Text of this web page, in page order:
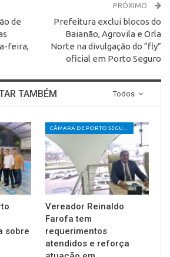
de
feira,
PRÓXIMO
Prefeitura exclui blocos do
Baianão, Agrovila e Orla
Norte na divulgação do “fly”
oficial em Porto Seguro
Todos
TAMBÉM
sobre
Vereador Reinaldo
Farofa tem
requerimentos
atendidos e reforça